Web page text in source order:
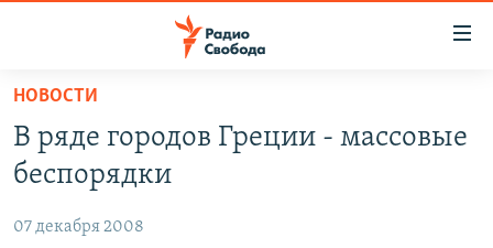
упрощенного
доступа
Вернуться
основному
ПОДКАСТЫ
АВТОРСКИЕ ПРОЕКТЫ
ЦИТАТЫ СВОБОДЫ
НОВОСТИ
В ряде городов Греции - массовые
беспорядки
07 декабря 2008